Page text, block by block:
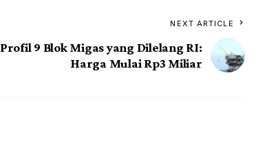
NEXT ARTICLE
Profil 9 Blok Migas yang Dilelang RI:
Harga Mulai Rp3 Miliar